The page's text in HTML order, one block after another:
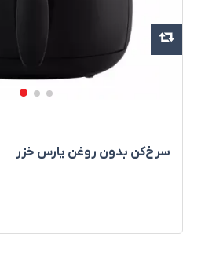
سرخ‌کن بدون روغن پارس خزر